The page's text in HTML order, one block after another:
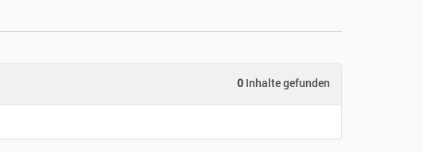
0 Inhalte gefunden